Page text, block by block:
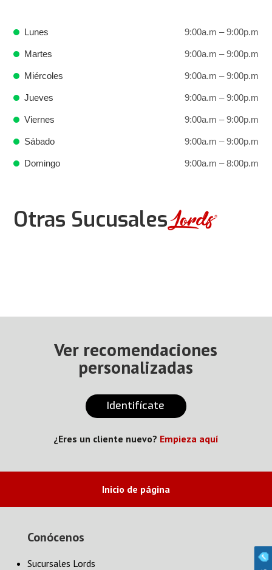
Lunes 9:00a.m – 9:00p.m
Martes 9:00a.m – 9:00p.m
Miércoles 9:00a.m – 9:00p.m
Jueves 9:00a.m – 9:00p.m
Viernes 9:00a.m – 9:00p.m
Sábado 9:00a.m – 9:00p.m
Domingo 9:00a.m – 8:00p.m
Otras Sucusales
Ver recomendaciones
personalizadas
Identifícate
¿Eres un cliente nuevo? Empieza aquí
Inicio de página
Conócenos
Sucursales Lords